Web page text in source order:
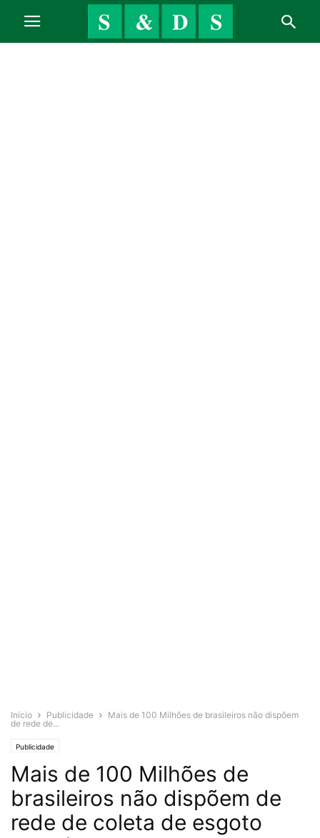
Início Publicidade
Mais de 100 Milhões de brasileiros não dispõem
de rede de...
Publicidade
Mais de 100 Milhões de
brasileiros não dispõem de
rede de coleta de esgoto